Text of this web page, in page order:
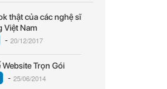
thật của các nghệ sĩ
Việt Nam
- 20/12/2017
Website Trọn Gói
- 25/06/2014